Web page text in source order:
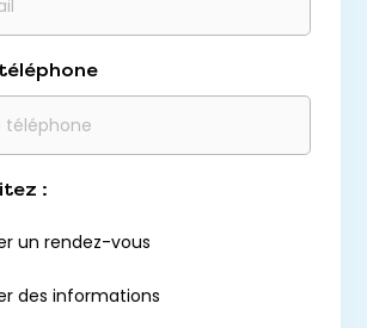
:
un rendez-vous
des informations